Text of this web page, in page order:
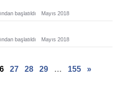
başlatıldı Mayıs 2018
başlatıldı Mayıs 2018
27 28 29 … 155 »